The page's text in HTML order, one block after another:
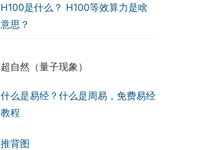
H100是什么？ H100等效算力是啥
意思？
超自然（量子现象）
什么是易经？什么是周易，免费易经
教程
推背图